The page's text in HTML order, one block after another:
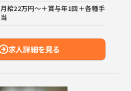
月給22万円～＋賞与年1回＋各種手
当
求人詳細を見る